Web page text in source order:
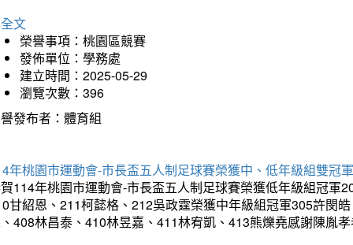
文
榮譽事項：桃園區競賽
發佈單位：學務處
建立時間：2025-05-29
瀏覽次數：396
發布者：體育組
年桃園市運動會-市長盃五人制足球賽榮獲中、低年級組雙冠軍
114年桃園市運動會-市長盃五人制足球賽榮獲低年級組冠
甘紹恩、211柯懿格、212吳政霆榮獲中年級組冠軍305許閔
408林昌泰、410林昱嘉、411林宥凱、413熊爍堯感謝陳胤